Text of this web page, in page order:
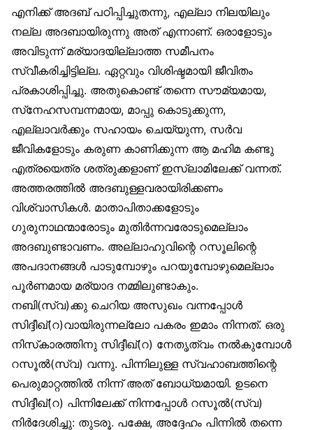
എനിക്ക് അദബ് പഠിപ്പിച്ചുതന്നു, എല്ലാ നിലയിലും
നല്ല അദബായിരുന്നു അത് എന്നാണ്. ഒരാളോടും
അവിടുന്ന് മര്യാദയില്ലാത്ത സമീപനം
സ്വീകരിച്ചിട്ടില്ല. ഏറ്റവും വിശിഷ്ടമായി ജീവിതം
പ്രകാശിപ്പിച്ചു. അതുകൊണ്ട് തന്നെ സൗമ്യമായ,
സ്‌നേഹസമ്പന്നമായ, മാപ്പു കൊടുക്കുന്ന,
എല്ലാവർക്കും സഹായം ചെയ്യുന്ന, സർവ
ജീവികളോടും കരുണ കാണിക്കുന്ന ആ മഹിമ കണ്ടു
എത്രയെത്ര ശത്രുക്കളാണ് ഇസ്‌ലാമിലേക്ക് വന്നത്.
അത്തരത്തിൽ അദബുള്ളവരായിരിക്കണം
വിശ്വാസികൾ. മാതാപിതാക്കളോടും
ഗുരുനാഥന്മാരോടും മുതിർന്നവരോടുമെല്ലാം
അദബുണ്ടാവണം. അല്ലാഹുവിന്റെ റസൂലിന്റെ
അപദാനങ്ങൾ പാടുമ്പോഴും പറയുമ്പോഴുമെല്ലാം
പൂർണമായ മര്യാദ നമ്മിലുണ്ടാകും.
നബി(സ്വ)ക്കു ചെറിയ അസുഖം വന്നപ്പോൾ
സിദ്ദീഖ്(റ)വായിരുന്നല്ലോ പകരം ഇമാം നിന്നത്. ഒരു
നിസ്‌കാരത്തിനു സിദ്ദീഖ്(റ) നേതൃത്വം നൽകുമ്പോൾ
റസൂൽ(സ്വ) വന്നു. പിന്നിലുള്ള സ്വഹാബത്തിന്റെ
പെരുമാറ്റത്തിൽ നിന്ന് അത് ബോധ്യമായി. ഉടനെ
സിദ്ദീഖ്(റ) പിന്നിലേക്ക് നിന്നപ്പോൾ റസൂൽ(സ്വ)
നിർദേശിച്ചു: തുടരൂ. പക്ഷേ, അദ്ദേഹം പിന്നിൽ തന്നെ